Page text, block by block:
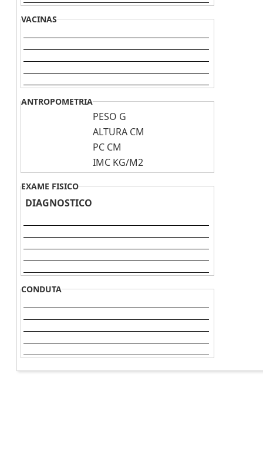
VACINAS
ANTROPOMETRIA
PESO G
ALTURA CM
PC CM
IMC KG/M2
EXAME FISICO
DIAGNOSTICO
CONDUTA